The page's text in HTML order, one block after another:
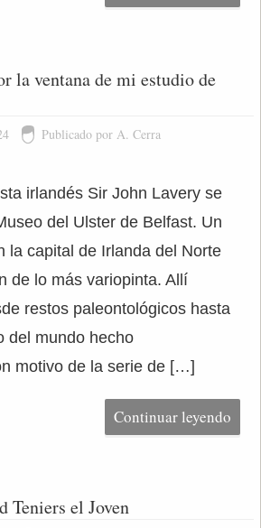
la ventana de mi estudio de
Publicado por A. Cerra
irlandés Sir John Lavery se
del Ulster de Belfast. Un
la capital de Irlanda del Norte
de lo más variopinta. Allí
restos paleontológicos hasta
del mundo hecho
motivo de la serie de […]
Continuar leyendo
Teniers el Joven